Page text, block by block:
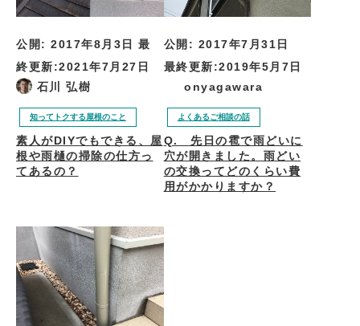
公開: 2017年8月3日
最
終更新:2021年7月27日
石川 弘樹
知ってトクする屋根のこと
素人がDIYでもできる、屋
根や雨樋の掃除の仕方っ
てあるの？
公開: 2017年7月31日
最終更新:2019年5月7日
onyagawara
よくあるご相談の話
Q. 先日の雹で雨どいに
穴が開きました。雨どい
の交換ってどのくらい費
用がかかりますか？